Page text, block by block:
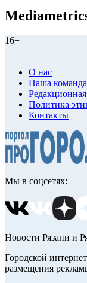
16+
О нас
Наша команда
Политика
Контакты
Мы в соцсетях:
Новости Рязани и
Городской
размещения